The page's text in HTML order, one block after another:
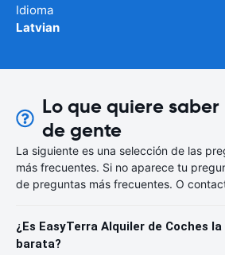
Idioma
Latvian
Lo que quiere
de gente
La siguiente es una selección de las
más frecuentes. Si no aparece tu
de preguntas más frecuentes. O
¿Es EasyTerra Alquiler de Coches
barata?